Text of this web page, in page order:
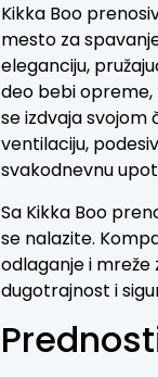
Kikka Boo
mesto za
eleganciju,
deo bebi
se izdvaja
ventilaciju,
svakodnevnu
Sa Kikka Boo
se nalazite.
odlaganje i
dugotrajnost i